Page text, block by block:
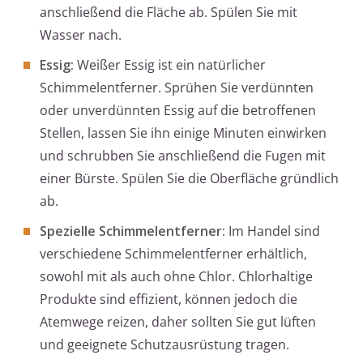
anschließend die Fläche ab. Spülen Sie mit
Wasser nach.
Essig: Weißer Essig ist ein natürlicher
Schimmelentferner. Sprühen Sie verdünnten
oder unverdünnten Essig auf die betroffenen
Stellen, lassen Sie ihn einige Minuten einwirken
und schrubben Sie anschließend die Fugen mit
einer Bürste. Spülen Sie die Oberfläche gründlich
ab.
Spezielle Schimmelentferner: Im Handel sind
verschiedene Schimmelentferner erhältlich,
sowohl mit als auch ohne Chlor. Chlorhaltige
Produkte sind effizient, können jedoch die
Atemwege reizen, daher sollten Sie gut lüften
und geeignete Schutzausrüstung tragen.